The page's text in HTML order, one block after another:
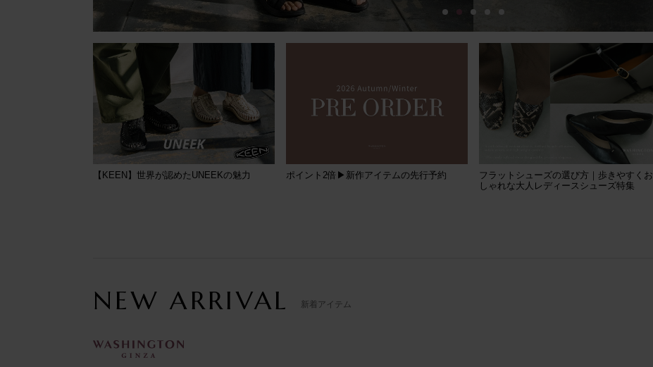
【KEEN】世界が認めたUNEEKの魅力 ポイント2倍▶︎新作アイテムの先行予約
フラットシューズの選び方｜歩きやすくお
しゃれな大人レディースシューズ特集
NEW ARRIVAL 新着アイテム